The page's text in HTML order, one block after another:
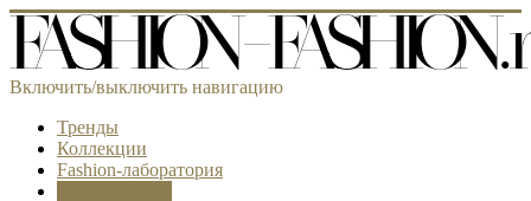
Включить/выключить навигацию
Тренды
Коллекции
Fashion-лаборатория